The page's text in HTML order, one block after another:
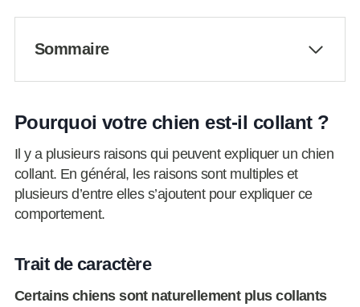
Sommaire
Pourquoi votre chien est-il collant ?
Il y a plusieurs raisons qui peuvent expliquer un chien
collant. En général, les raisons sont multiples et
plusieurs d’entre elles s’ajoutent pour expliquer ce
comportement.
Trait de caractère
Certains chiens sont naturellement plus collants